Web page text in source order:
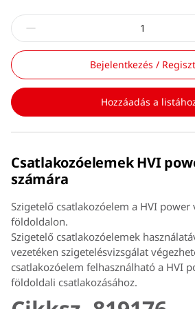
Bejelentkezés /
Hozzáadás a
Csatlakozóelemek HVI
számára
Szigetelő csatlakozóelem a HVI power
földoldalon.
Szigetelő csatlakozóelemek
vezetéken szigetelésvizsgálat
csatlakozóelem felhasználható a HVI
földoldali csatlakozásához.